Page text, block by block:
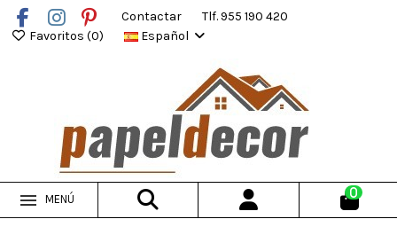
Contactar
Tlf. 955 190 420
Favoritos (0) Español
MENÚ 0